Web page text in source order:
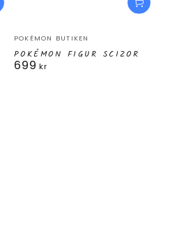
Säljare:
POKÉMON BUTIKEN
POKÉMON FIGUR SCIZOR
Ordinarie
699 kr